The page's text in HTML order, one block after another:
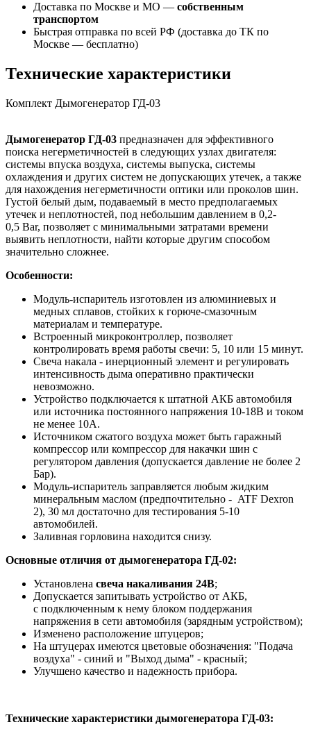
Доставка по Москве и МО — собственным
транспортом
Быстрая отправка по всей РФ (доставка до ТК по
Москве — бесплатно)
Технические характеристики
Комплект Дымогенератор ГД-03
Дымогенератор ГД-03 предназначен для эффективного
поиска негерметичностей в следующих узлах двигателя:
системы впуска воздуха, системы выпуска, системы
охлаждения и других систем не допускающих утечек, а также
для нахождения негерметичности оптики или проколов шин.
Густой белый дым, подаваемый в место предполагаемых
утечек и неплотностей, под небольшим давлением в 0,2-
0,5 Bar, позволяет с минимальными затратами времени
выявить неплотности, найти которые другим способом
значительно сложнее.
Особенности:
Модуль-испаритель изготовлен из алюминиевых и
медных сплавов, стойких к горюче-смазочным
материалам и температуре.
Встроенный микроконтроллер, позволяет
контролировать время работы свечи: 5, 10 или 15 минут.
Свеча накала - инерционный элемент и регулировать
интенсивность дыма оперативно практически
невозможно.
Устройство подключается к штатной АКБ автомобиля
или источника постоянного напряжения 10-18В и током
не менее 10А.
Источником сжатого воздуха может быть гаражный
компрессор или компрессор для накачки шин с
регулятором давления (допускается давление не более 2
Бар).
Модуль-испаритель заправляется любым жидким
минеральным маслом (предпочтительно - ATF Dexron
2), 30 мл достаточно для тестирования 5-10
автомобилей.
Заливная горловина находится снизу.
Основные отличия от дымогенератора ГД-02:
Установлена свеча накаливания 24В;
Допускается запитывать устройство от АКБ,
с подключенным к нему блоком поддержания
напряжения в сети автомобиля (зарядным устройством);
Изменено расположение штуцеров;
На штуцерах имеются цветовые обозначения: "Подача
воздуха" - синий и "Выход дыма" - красный;
Улучшено качество и надежность прибора.
Технические характеристики дымогенератора ГД-03: